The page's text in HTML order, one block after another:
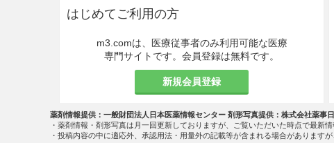
患者の状態を十分に観察しながら
適用上の注意
14.1 薬剤調製時の注意
14.2 薬剤投与時の注意
はじめてご利用の方
m3.comは、医療従事者のみ利用可能な医療
専門サイトです。会員登録は無料です。
新規会員登録
薬剤情報提供：一般財団法人日本医薬情報センター 剤形写真提供：株式会社薬事
・薬剤情報・剤形写真は月一回更新しておりますが、ご覧いただいた時点で最新
・投稿内容の中に適応外、承認用法・用量外の記載等が含まれる場合があります